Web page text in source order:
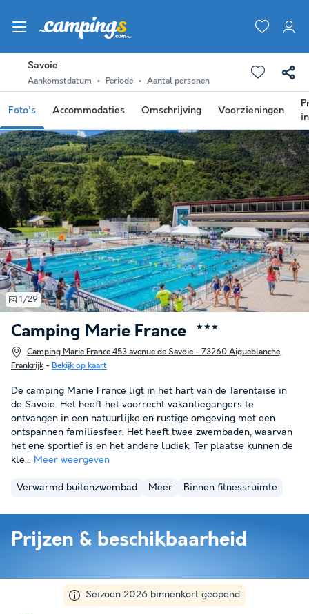
Savoie
Aankomstdatum Periode Aantal personen
Foto's Accommodaties Omschrijving Voorzieningen
Camping Marie France ★★★
Camping Marie France 453 avenue de Savoie - 73260 Aigueblanche,
Frankrijk- Bekijk op kaart
1/29
De camping Marie France ligt in het hart van de Tarentaise in
de Savoie. Het heeft het voorrecht vakantiegangers te
ontvangen in een natuurlijke en rustige omgeving met een
ontspannen familiesfeer. Het heeft twee zwembaden, waarvan
het ene sportief is en het andere ludiek. Ter plaatse kunnen de
kle... Meer weergeven
Verwarmd buitenzwembad Meer Binnen fitnessruimte
Prijzen & beschikbaarheid
Seizoen 2026 binnenkort geopend